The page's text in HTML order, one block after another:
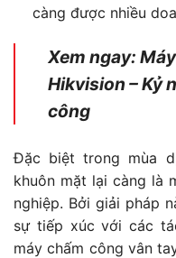
càng được nhiều
Xem ngay:
Hikvision – Kỷ
công
Đặc biệt trong mùa
khuôn mặt lại càng là
nghiệp. Bởi giải pháp
sự tiếp xúc với các
máy chấm công vân